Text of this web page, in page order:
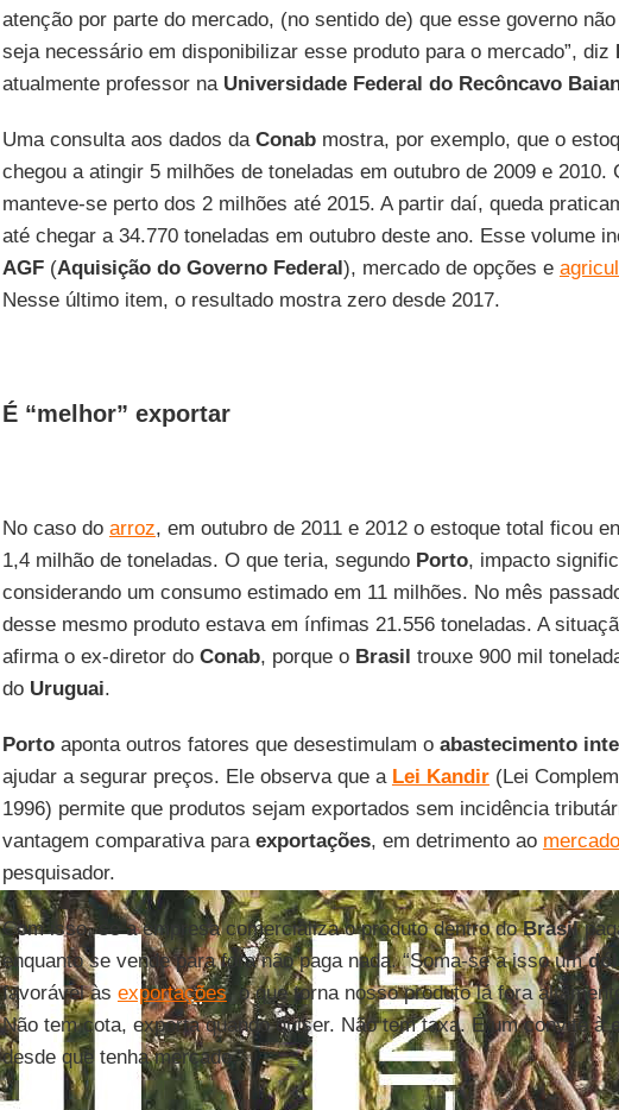
atenção por parte do mercado, (no sentido de) que esse governo
seja necessário em disponibilizar esse produto para o mercado”, diz
atualmente professor na Universidade Federal do Recôncavo
Uma consulta aos dados da Conabmostra, por exemplo, que o
chegou a atingir 5 milhões de toneladas em outubro de 2009 e 2010.
manteve-se perto dos 2 milhões até 2015. A partir daí, queda
até chegar a 34.770 toneladas em outubro deste ano. Esse volume
AGF(Aquisição do Governo Federal), mercado de opções e
Nesse último item, o resultado mostra zero desde 2017.
É “melhor” exportar
No caso do arroz, em outubro de 2011 e 2012 o estoque total ficou
1,4 milhão de toneladas. O que teria, segundo Porto, impacto
considerando um consumo estimado em 11 milhões. No mês
desse mesmo produto estava em ínfimas 21.556 toneladas. A
afirma o ex-diretor do Conab, porque o Brasil trouxe 900 mil
do Uruguai.
Portoaponta outros fatores que desestimulam o abastecimento
ajudar a segurar preços. Ele observa que a Lei Kandir(Lei
1996) permite que produtos sejam exportados sem incidência
vantagem comparativa para exportações, em detrimento ao
pesquisador.
Com isso, se a empresa comercializa o produto dentro doBrasil
enquanto se vende para fora não paga nada. “Soma-se a isso um
favorável às exportações, o que torna nosso produto lá fora
Não tem cota, exporta quando quiser. Não tem taxa. É um convite à
desde que tenha mercado.”